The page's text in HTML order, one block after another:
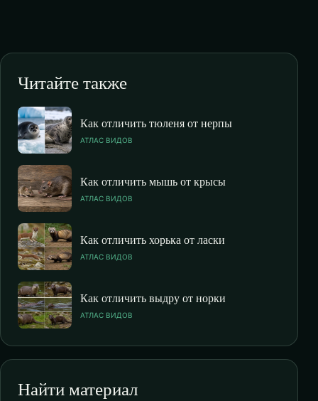
Читайте также
Как отличить тюленя от нерпы
АТЛАС ВИДОВ
Как отличить мышь от крысы
АТЛАС ВИДОВ
Как отличить хорька от ласки
АТЛАС ВИДОВ
Как отличить выдру от норки
АТЛАС ВИДОВ
Найти материал